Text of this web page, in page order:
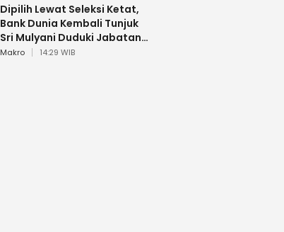
Dipilih Lewat Seleksi Ketat,
Bank Dunia Kembali Tunjuk
Sri Mulyani Duduki Jabatan
Strategis
Makro 14:29 WIB